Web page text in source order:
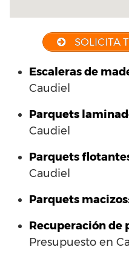
SOLICITA
Escaleras de
Caudiel
Parquets
Caudiel
Parquets
Caudiel
Parquets
Recuperación de
Presupuesto en